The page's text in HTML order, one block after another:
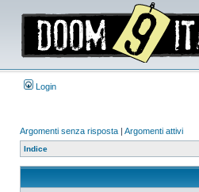
Login
Argomenti senza risposta | Argomenti attivi
Indice